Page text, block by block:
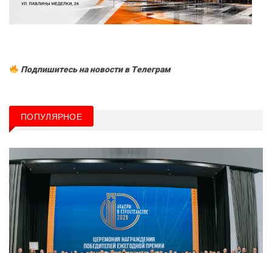
Подпишитесь на новости в Tелеграм
ПОПУЛЯРНОЕ